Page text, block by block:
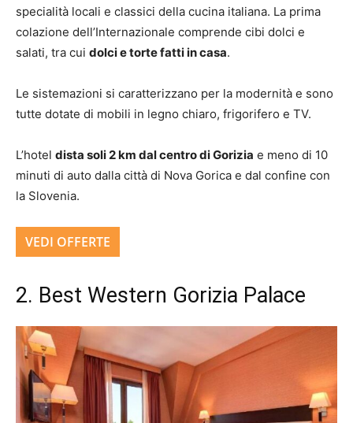
specialità locali e classici della cucina italiana. La prima
colazione dell’Internazionale comprende cibi dolci e
salati, tra cui dolci e torte fatti in casa.
Le sistemazioni si caratterizzano per la modernità e sono
tutte dotate di mobili in legno chiaro, frigorifero e TV.
L’hotel dista soli 2 km dal centro di Gorizia e meno di 10
minuti di auto dalla città di Nova Gorica e dal confine con
la Slovenia.
VEDI OFFERTE
2. Best Western Gorizia Palace